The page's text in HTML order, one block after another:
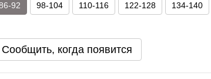
92 98-104 110-116 122-128 134-140
Сообщить, когда появится